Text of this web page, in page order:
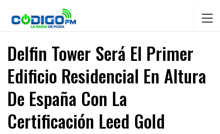
Delfin Tower Será El Primer
Edificio Residencial En Altura
De España Con La
Certificación Leed Gold